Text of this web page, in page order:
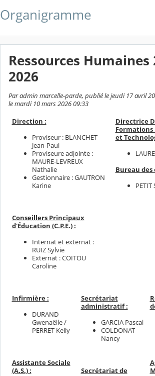
Organigramme
Ressources Humaines
2026
Par admin marcelle-parde, publié le jeudi 17 avril
le mardi 10 mars 2026 09:33
Direction :
Proviseur : BLANCHET
Jean-Paul
Proviseure adjointe :
MAURE-LEVREUX
Nathalie
Gestionnaire : GAUTRON
Karine
Conseillers Principaux
d'Éducation (C.P.E.) :
Internat et externat :
RUIZ Sylvie
Externat : COITOU
Caroline
Directrice
Formations
et
Bureau
PETIT
Infirmière :
DURAND
Gwenaëlle /
PERRET Kelly
Assistante Sociale
(A.S.) :
Secrétariat
administratif :
GARCIA Pascal
COLDONAT
Nancy
Secrétariat de